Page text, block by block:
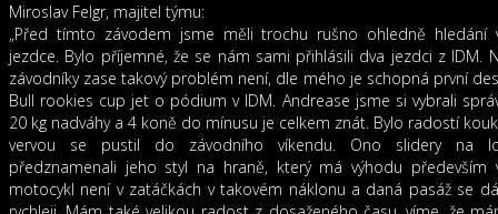
Miroslav Felgr, majitel týmu:
„Před tímto závodem jsme měli trochu rušno ohledně hledání
jezdce. Bylo příjemné, že se nám sami přihlásili dva jezdci z IDM.
závodníky zase takový problém není, dle mého je schopná první
Bull rookies cup jet o pódium v IDM. Andrease jsme si vybrali
20 kg nadváhy a 4 koně do mínusu je celkem znát. Bylo radostí
vervou se pustil do závodního víkendu. Ono slidery na
předznamenali jeho styl na hraně, který má výhodu především
motocykl není v zatáčkách v takovém náklonu a daná pasáž se